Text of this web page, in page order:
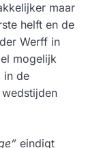
maar
helft en de
Werff in
mogelijk
in de
eindigt